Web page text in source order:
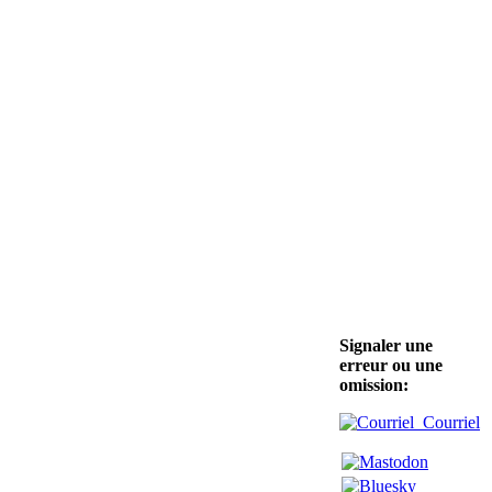
Signaler une
erreur ou une
omission:
Courriel